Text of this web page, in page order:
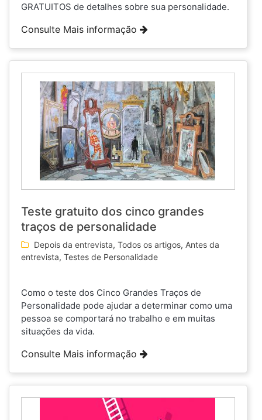
GRATUITOS de detalhes sobre sua personalidade.
Consulte Mais informação
Teste gratuito dos cinco grandes
traços de personalidade
Depois da entrevista, Todos os artigos, Antes da
entrevista, Testes de Personalidade
Como o teste dos Cinco Grandes Traços de
Personalidade pode ajudar a determinar como uma
pessoa se comportará no trabalho e em muitas
situações da vida.
Consulte Mais informação